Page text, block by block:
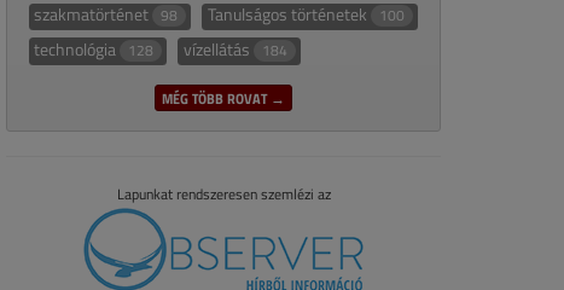
szakmatörténet 98 Tanulságos történetek 100
technológia 128 vízellátás 184
MÉG TÖBB ROVAT →
Lapunkat rendszeresen szemlézi az